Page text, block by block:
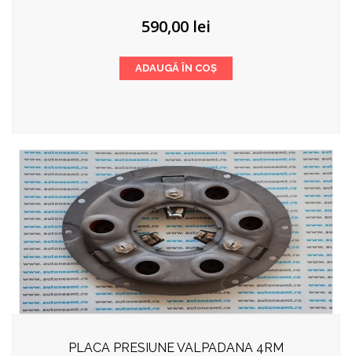
590,00 lei
ADAUGĂ ÎN COȘ
PLACA PRESIUNE VALPADANA 4RM